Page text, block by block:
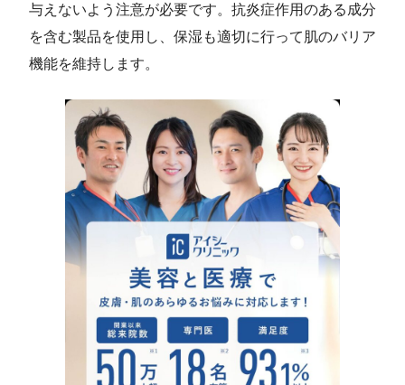
与えないよう注意が必要です。抗炎症作用のある成分
を含む製品を使用し、保湿も適切に行って肌のバリア
機能を維持します。